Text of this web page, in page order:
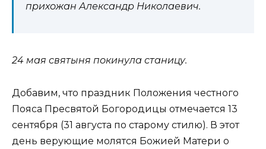
прихожан Александр Николаевич.
24 мая святыня покинула станицу.
Добавим, что праздник Положения честного
Пояса Пресвятой Богородицы отмечается 13
сентября (31 августа по старому стилю). В этот
день верующие молятся Божией Матери о